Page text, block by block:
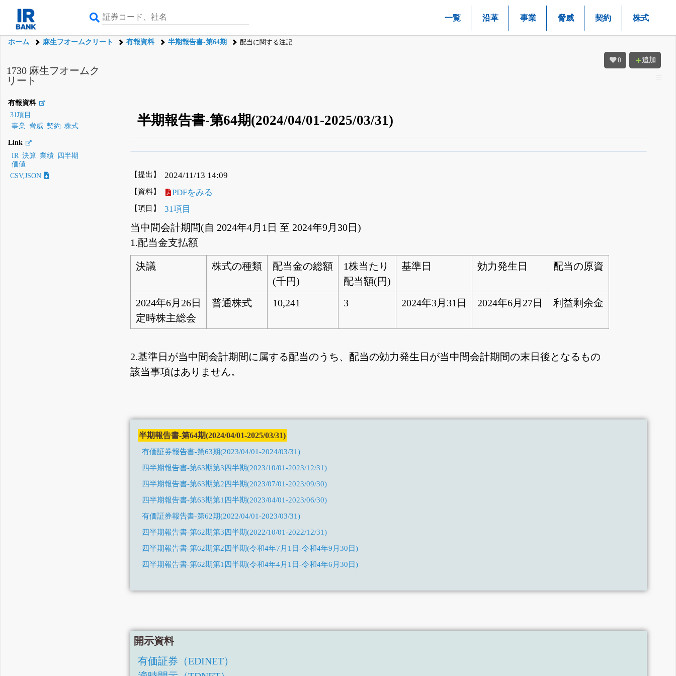
一覧 沿革 事業 脅威 契約 株式
ホーム 麻生フオームクリート 有報資料 半期報告書-第64期 配当に関する注記
0 追加
1730 麻生フオームク
リート
有報資料
31項目
事業 脅威 契約 株式
Link
IR 決算 業績 四半期
価値
CSV,JSON
半期報告書-第64期(2024/04/01-2025/03/31)
無料でβ版をはじめる
登録すると永久30%OFFと米株版の先行利用も付きます
【提出】 2024/11/13 14:09
【資料】 PDFをみる
【項目】 31項目
当中間会計期間(自 2024年4月1日 至 2024年9月30日)
1.配当金支払額
決議 株式の種類
配当金の総額
(千円)
1株当たり
配当額(円)
基準日 効力発生日 配当の原資
2024年6月26日
定時株主総会
普通株式 10,241 3 2024年3月31日 2024年6月27日 利益剰余金
2.基準日が当中間会計期間に属する配当のうち、配当の効力発生日が当中間会計期間の末日後となるもの
該当事項はありません。
半期報告書-第64期(2024/04/01-2025/03/31)
有価証券報告書-第63期(2023/04/01-2024/03/31)
四半期報告書-第63期第3四半期(2023/10/01-2023/12/31)
四半期報告書-第63期第2四半期(2023/07/01-2023/09/30)
四半期報告書-第63期第1四半期(2023/04/01-2023/06/30)
有価証券報告書-第62期(2022/04/01-2023/03/31)
四半期報告書-第62期第3四半期(2022/10/01-2022/12/31)
四半期報告書-第62期第2四半期(令和4年7月1日-令和4年9月30日)
四半期報告書-第62期第1四半期(令和4年4月1日-令和4年6月30日)
四半期報告書-第61期第1四半期(令和3年4月1日-令和3年6月30日)
有価証券報告書-第60期(令和2年4月1日-令和3年3月31日)
四半期報告書-第60期第3四半期(令和2年10月1日-令和2年12月31日)
開示資料
有価証券（EDINET）